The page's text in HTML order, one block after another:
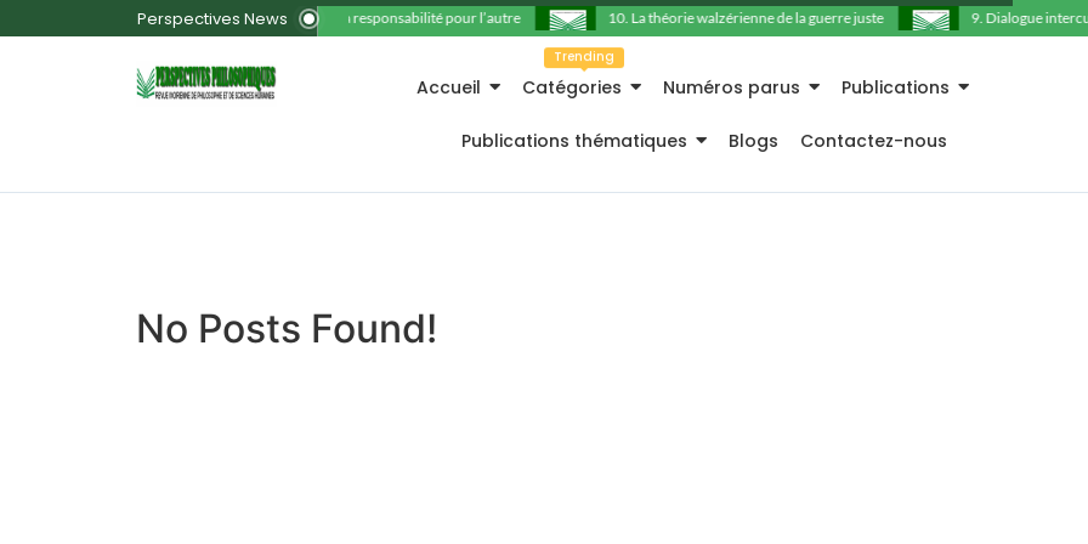
Perspectives News 11. La responsabilité pour l’autre 10. La théorie walzérienne de la guerre juste 9. Dialogue
Accueil Catégories
Trending
Numéros parus Publications
Publications thématiques Blogs Contactez-nous
No Posts Found!